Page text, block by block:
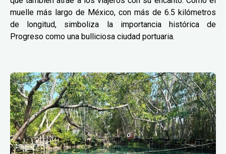
muelle más largo de México, con más de 6.5 kilómetros
de longitud, simboliza la importancia histórica de
Progreso como una bulliciosa ciudad portuaria.